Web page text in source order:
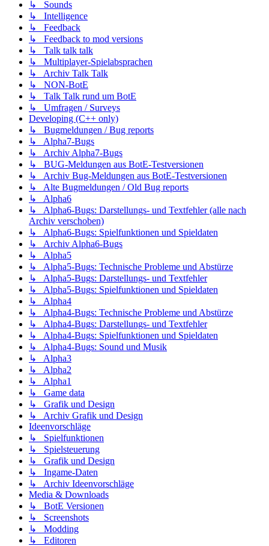
↳ Sounds
↳ Intelligence
↳ Feedback
↳ Feedback to mod versions
↳ Talk talk talk
↳ Multiplayer-Spielabsprachen
↳ Archiv Talk Talk
↳ NON-BotE
↳ Talk Talk rund um BotE
↳ Umfragen / Surveys
Developing (C++ only)
↳ Bugmeldungen / Bug reports
↳ Alpha7-Bugs
↳ Archiv Alpha7-Bugs
↳ BUG-Meldungen aus BotE-Testversionen
↳ Archiv Bug-Meldungen aus BotE-Testversionen
↳ Alte Bugmeldungen / Old Bug reports
↳ Alpha6
↳ Alpha6-Bugs: Darstellungs- und Textfehler (alle nach
Archiv verschoben)
↳ Alpha6-Bugs: Spielfunktionen und Spieldaten
↳ Archiv Alpha6-Bugs
↳ Alpha5
↳ Alpha5-Bugs: Technische Probleme und Abstürze
↳ Alpha5-Bugs: Darstellungs- und Textfehler
↳ Alpha5-Bugs: Spielfunktionen und Spieldaten
↳ Alpha4
↳ Alpha4-Bugs: Technische Probleme und Abstürze
↳ Alpha4-Bugs: Darstellungs- und Textfehler
↳ Alpha4-Bugs: Spielfunktionen und Spieldaten
↳ Alpha4-Bugs: Sound und Musik
↳ Alpha3
↳ Alpha2
↳ Alpha1
↳ Game data
↳ Grafik und Design
↳ Archiv Grafik und Design
Ideenvorschläge
↳ Spielfunktionen
↳ Spielsteuerung
↳ Grafik und Design
↳ Ingame-Daten
↳ Archiv Ideenvorschläge
Media & Downloads
↳ BotE Versionen
↳ Screenshots
↳ Modding
↳ Editoren